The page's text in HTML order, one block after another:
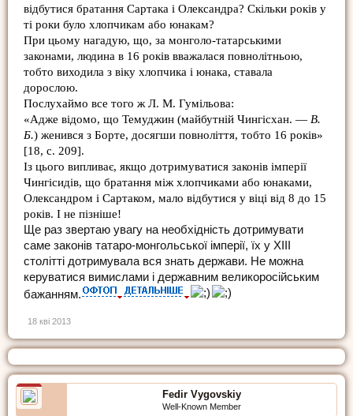
відбутися братання Сартака і Олександра? Скільки років у
ті роки було хлопчикам або юнакам?
При цьому нагадую, що, за монголо-татарськими
законами, людина в 16 років вважалася повнолітньою,
тобто виходила з віку хлопчика і юнака, ставала
дорослою.
Послухаймо все того ж Л. М. Гумільова:
«Адже відомо, що Темуджин (майбутній Чингісхан. — В.
Б.) женився з Борте, досягши повноліття, тобто 16 років»
[18, с. 209].
Із цього випливає, якщо дотримуватися законів імперії
Чингісидів, що братання між хлопчиками або юнаками,
Олександром і Сартаком, мало відбутися у віці від 8 до 15
років. І не пізніше!
Ще раз звертаю увагу на необхідність дотримувати
саме законів татаро-монгольської імперії, їх у XIII
столітті дотримувала вся знать держави. Не можна
керуватися вимислами і державним великоросійським
бажанням.
18 кві 2013
Fedir Vygovskiy
Well-Known Member